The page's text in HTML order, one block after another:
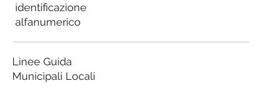
identificazione
alfanumerico
Linee Guida
Municipali Locali